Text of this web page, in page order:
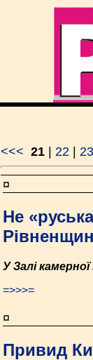
<<< 21 22 23
¤
Не
У Залі
=>>>=
¤
Привид